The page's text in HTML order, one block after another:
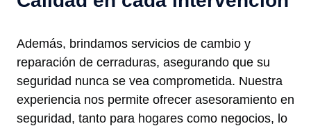
Además, brindamos servicios de cambio y
reparación de cerraduras, asegurando que su
seguridad nunca se vea comprometida. Nuestra
experiencia nos permite ofrecer asesoramiento en
seguridad, tanto para hogares como negocios, lo